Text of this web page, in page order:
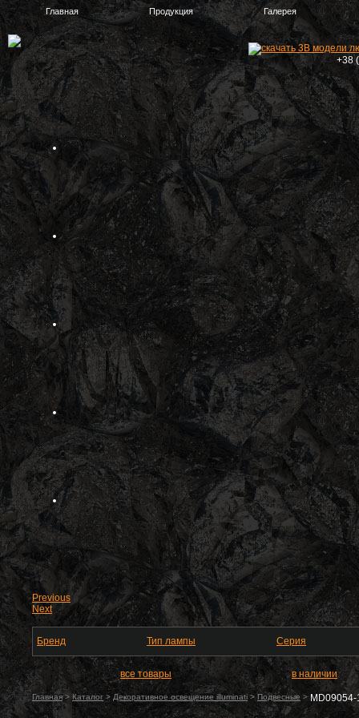
Главная Продукция Галерея
+38
Previous
Next
Бренд Тип лампы Серия
все товары в наличии
Главная> Каталог > Декоративное освещение illuminati > Подвесные > MD09054-